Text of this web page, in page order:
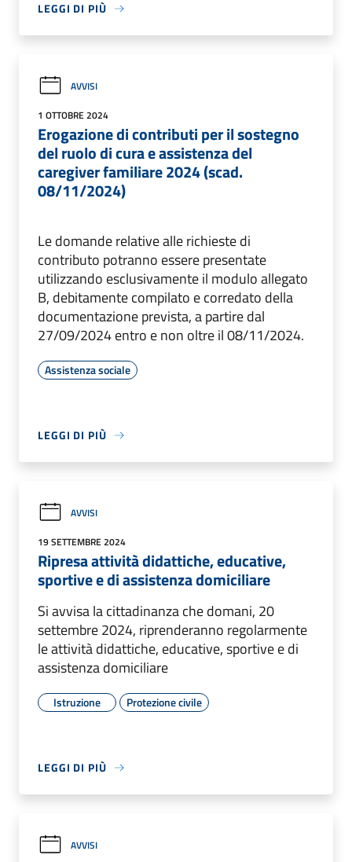
LEGGI DI PIÙ
AVVISI
1 OTTOBRE 2024
Erogazione di contributi per il sostegno
del ruolo di cura e assistenza del
caregiver familiare 2024 (scad.
08/11/2024)
Le domande relative alle richieste di
contributo potranno essere presentate
utilizzando esclusivamente il modulo allegato
B, debitamente compilato e corredato della
documentazione prevista, a partire dal
27/09/2024 entro e non oltre il 08/11/2024.
Assistenza sociale
LEGGI DI PIÙ
AVVISI
19 SETTEMBRE 2024
Ripresa attività didattiche, educative,
sportive e di assistenza domiciliare
Si avvisa la cittadinanza che domani, 20
settembre 2024, riprenderanno regolarmente
le attività didattiche, educative, sportive e di
assistenza domiciliare
Istruzione Protezione civile
LEGGI DI PIÙ
AVVISI